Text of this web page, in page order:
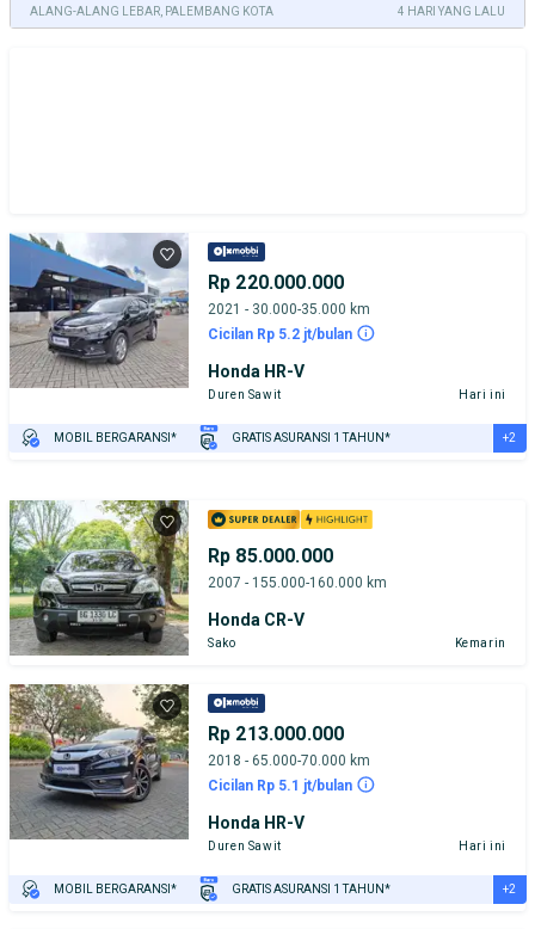
ALANG-ALANG LEBAR, PALEMBANG KOTA 4 HARI YANG LALU
Rp 220.000.000
2021 - 30.000-35.000 km
Cicilan Rp 5.2 jt/bulan
Honda HR-V
Duren Sawit Hari ini
MOBIL BERGARANSI* GRATIS ASURANSI 1 TAHUN* +2
Rp 85.000.000
2007 - 155.000-160.000 km
Honda CR-V
Sako Kemarin
Rp 213.000.000
2018 - 65.000-70.000 km
Cicilan Rp 5.1 jt/bulan
Honda HR-V
Duren Sawit Hari ini
MOBIL BERGARANSI* GRATIS ASURANSI 1 TAHUN* +2